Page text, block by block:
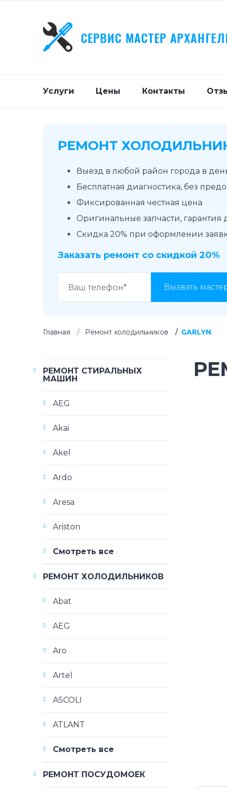
СЕРВИС МАСТЕР
Услуги Цены Контакты
РЕМОНТ
Выезд в любой район города в
Бесплатная диагностика, без
Фиксированная честная цена
Оригинальные запчасти, гарантия
Скидка 20% при оформлении
Заказать ремонт со скидкой 20%
Вызвать
Главная Ремонт холодильников GARLYN
РЕМОНТ СТИРАЛЬНЫХ
МАШИН
AEG
Akai
Akel
Ardo
Aresa
Ariston
Смотреть все
РЕМОНТ ХОЛОДИЛЬНИКОВ
Abat
AEG
Aro
Artel
ASCOLI
ATLANT
Смотреть все
РЕМОНТ ПОСУДОМОЕК